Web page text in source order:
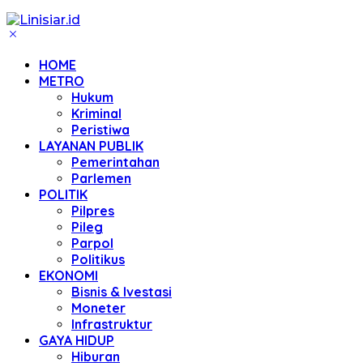
HOME
METRO
Hukum
Kriminal
Peristiwa
LAYANAN PUBLIK
Pemerintahan
Parlemen
POLITIK
Pilpres
Pileg
Parpol
Politikus
EKONOMI
Bisnis & Ivestasi
Moneter
Infrastruktur
GAYA HIDUP
Hiburan